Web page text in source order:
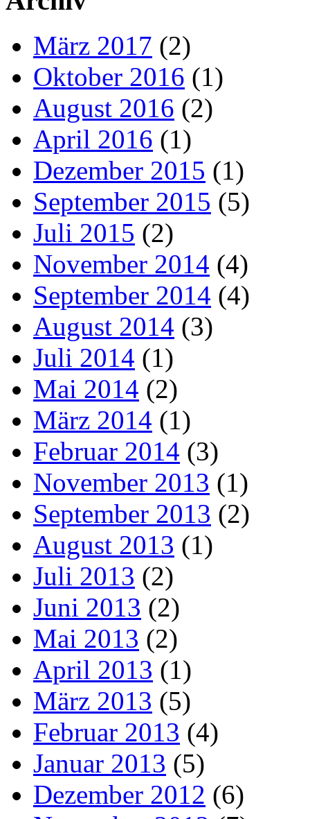
März 2017 (2)
Oktober 2016 (1)
August 2016 (2)
April 2016 (1)
Dezember 2015 (1)
September 2015 (5)
Juli 2015 (2)
November 2014 (4)
September 2014 (4)
August 2014 (3)
Juli 2014 (1)
Mai 2014 (2)
März 2014 (1)
Februar 2014 (3)
November 2013 (1)
September 2013 (2)
August 2013 (1)
Juli 2013 (2)
Juni 2013 (2)
Mai 2013 (2)
April 2013 (1)
März 2013 (5)
Februar 2013 (4)
Januar 2013 (5)
Dezember 2012 (6)